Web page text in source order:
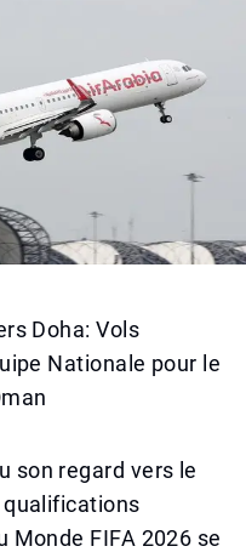
Doha: Vols
Nationale pour le
son regard vers le
qualifications
Monde FIFA 2026 se